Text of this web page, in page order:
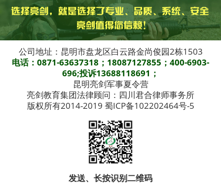
公司地址：昆明市盘龙区白云路金尚俊园2栋1503
电话：0871-63637318；18087127855；400-6903-
696;投诉13688118691；
昆明亮剑军事夏令营
亮剑教育集团法律顾问：四川君合律师事务所
版权所有2014-2019 蜀ICP备102202464号-5
发送、长按识别二维码